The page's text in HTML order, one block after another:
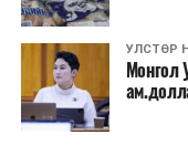
Түгжрэлээс
тооцоход нэг
түгжрэлд
зарцуулдаг байна.
8,238.6 төгрөг,
УЛСТӨР
Монгол